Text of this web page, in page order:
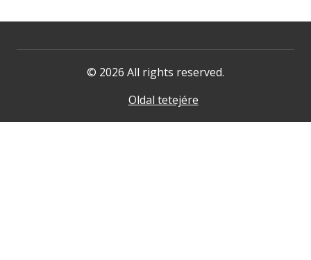
© 2026 All rights reserved.
Oldal tetejére